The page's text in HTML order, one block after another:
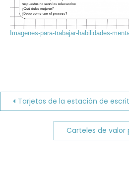
Imagenes-para-trabajar-habilidades-
Navegación
entradas
Tarjetas de la estación de
Carteles de valor